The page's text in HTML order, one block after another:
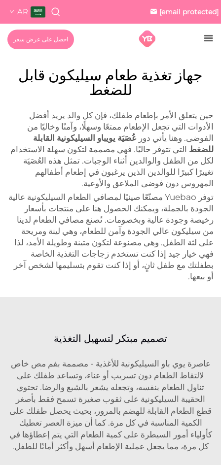
[email protected]
AR
احصل على عرض سعر
جهاز تغذية طعام سيليكون قابل
للضغط
حين يتعلق الأمر بإطعام طفلك، فإن كل والد يريد أفضل
الأدوات التي تجعل الإطعام ممتعًا وسهلًا، وآمنًا وخاليًا من
الفوضى. وهنا يأتي دور عُصَيَة يويباو السيليكونية القابلة
للضغط التي تتوفر حاليًا. فهي مصممة لتكون سهلة الاستخدام
لكل من الطفل والوالدين أثناء الوجبات. تمثل هذه العُصَيَة
تغييرًا كبيرًا للوالدين الذين يرغبون في إطعام أطفالهم
المهروس دون فوضى الملاعق والأوعية.
توفر Yuebao مصنّعًا صينيًا لمصافي الطعام السيليكونية عالية
الجودة بالجملة، ويمكنك الحصول هنا على منتجات بأسعار
رخيصة وجودة عالية وبخصومات. تُصنع مصافي الطعام لدينا
من سيليكون عالي الجودة وآمن للطعام، وهي لينة ومريحة
على لثة الطفل. وهي مصنوعة لتكون متينة وطويلة الأمد، لذا
فهي خيار جيد إذا كنت تستخدم زجاجات التغذية الخاصة
بطفلتك مع طفل ثانٍ، أو إذا كنت تقوم بتسليمها لشخص آخر
أو بيعها.
تصميم مبتكر لتسهيل التغذية
عاصرة يوي باو السيليكونية للأغذية - مصممة بفم مص خاص
لالتقاط الطعام دون تسريب أو عناء، وتساعد طفلك على
تناول الطعام بنفسه، وتجعله يشعر بالشبع والرضا. تحتوي
الحقيبة السيليكونية على ثقوب صغيرة تسمح فقط بأصغر
قطع الطعام القابلة للهضم بالمرور، بحيث يحصل طفلك على
الكمية المناسبة في كل مرة. كما أن ميزة العصر تعطيك
كأولياء أمور السيطرة على كمية الطعام التي يتم إعطاؤها في
كل مرة، مما يجعل عملية الإطعام أسهل وأكثر أمانًا للطفل.